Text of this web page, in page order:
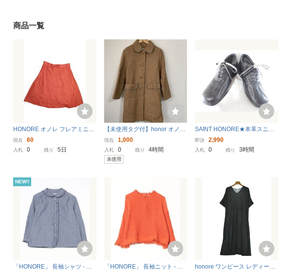
商品一覧
HONORE オノレ フレアミニス
カート オレンジ色 大きめサイ
ズ レディース ボトムス 薄手 春
現在 60
入札 0 残り 5日
【未使用タグ付】honor オノ
レ ヘリンボーン 茶系ウール
コート レディース1（S）サ
イズ アウター ロングコート
現在 1,000
入札 0 残り 4時間
未使用
SAINT HONORE★本革スニー
カー★日本製★24★EEE★1回
使用★検索れいさえ24
即決 2,990
入札 0 残り 3時間
NEW!!
「HONORE」 長袖シャツ - ブ
「HONORE」 長袖ニット - オ
honore ワンピース レディース